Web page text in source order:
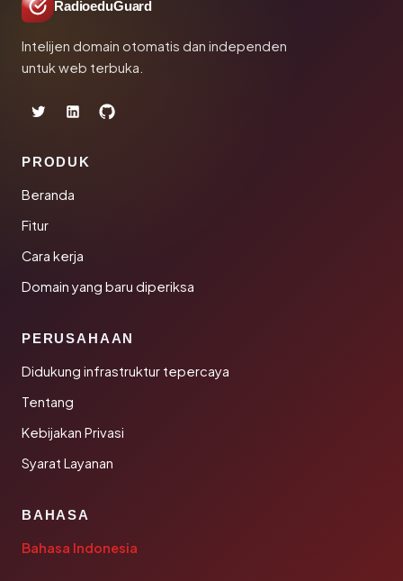
RadioeduGuard
Intelijen domain otomatis dan independen
untuk web terbuka.
PRODUK
Beranda
Fitur
Cara kerja
Domain yang baru diperiksa
PERUSAHAAN
Didukung infrastruktur tepercaya
Tentang
Kebijakan Privasi
Syarat Layanan
BAHASA
Bahasa Indonesia